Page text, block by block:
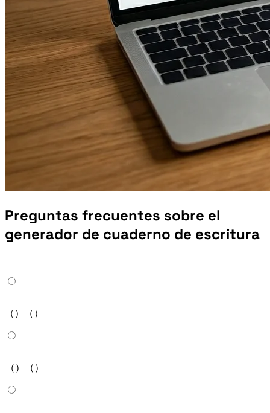
Preguntas frecuentes sobre el
generador de cuaderno de escritura
Es una herramienta en línea que convierte texto en hojas de práctica de escritura a mano imprimibles. Elige una plantilla de cuadrícula（Tian Zi Ge o cuatro líneas）, un estilo de trazado（contorno hueco o relleno suave）y un tamaño de carácter, e imprime directamente en papel A4 o Carta. No se necesita software de diseño.
Chino simplificado y tradicional, inglés, japonés（hiragana, katakana, kanji）, coreano（hangul）, símbolos matemáticos y cualquier idioma con soporte Unicode. Simplemente introduce los caracteres que quieres practicar.